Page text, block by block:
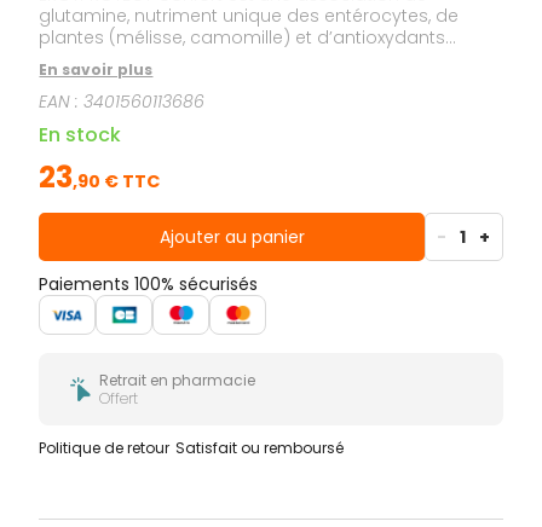
glutamine, nutriment unique des entérocytes, de
plantes (mélisse, camomille) et d’antioxydants
(curcumine, quercétine). La formule contient aussi de
la vitamine B2. Formulé sans gluten, sans lactose,
sans FODMAPs et sans sulfites.
En savoir plus
EAN :3401560113686
En stock
23,90 € TTC
Ajouter au panier - 1 +
Paiements 100% sécurisés
Retrait en pharmacie
Offert
Politique de retour Satisfait ou remboursé